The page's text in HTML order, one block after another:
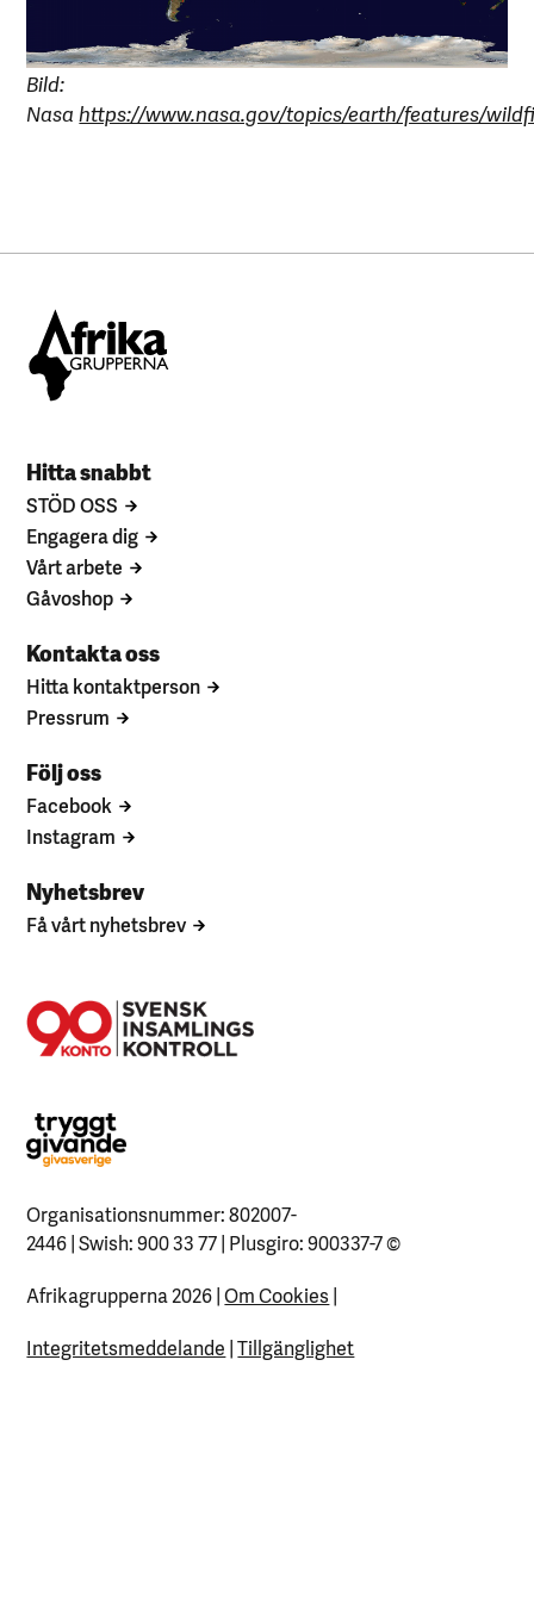
Bild:
Nasahttps://www.nasa.gov/topics/earth/features/
Hitta snabbt
STÖD OSS
Engagera dig
Vårt arbete
Gåvoshop
Kontakta oss
Hitta kontaktperson
Pressrum
Följ oss
Facebook
Instagram
Nyhetsbrev
Få vårt nyhetsbrev
Organisationsnummer: 802007-
2446 | Swish: 900 33 77 | Plusgiro: 900337-7©
Afrikagrupperna 2026 |Om Cookies |
Integritetsmeddelande |Tillgänglighet